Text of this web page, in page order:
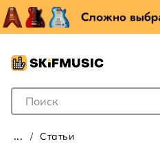
Поле для Поиска
Статьи